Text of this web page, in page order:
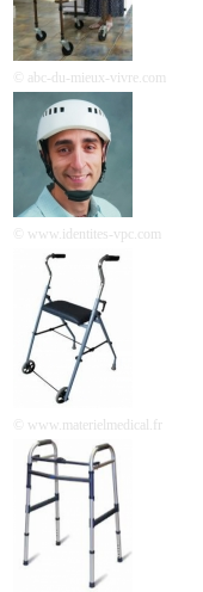
© abc-du-mieux-vivre.com
© www.identites-vpc.com
© www.materielmedical.fr‬